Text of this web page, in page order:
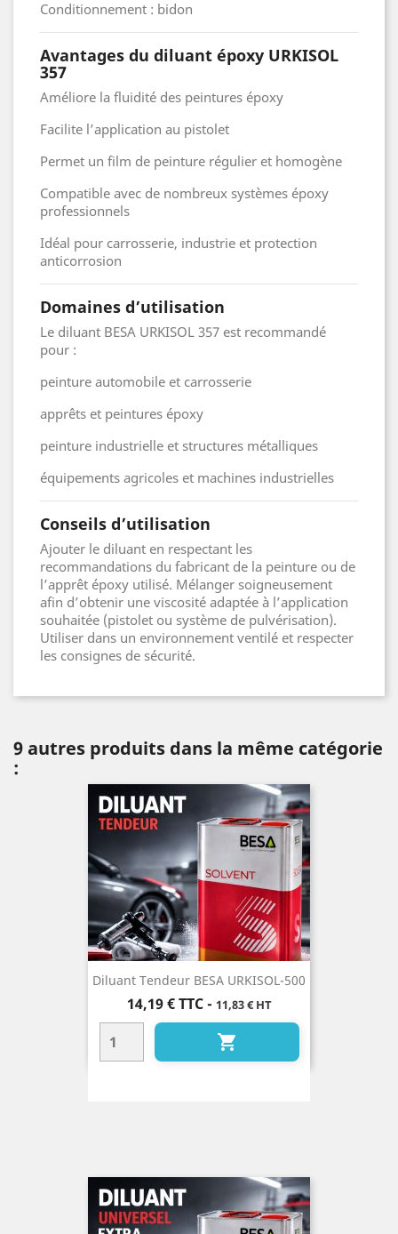
Conditionnement : bidon
Avantages du diluant époxy URKISOL
357
Améliore la fluidité des peintures époxy
Facilite l’application au pistolet
Permet un film de peinture régulier et homogène
Compatible avec de nombreux systèmes époxy
professionnels
Idéal pour carrosserie, industrie et protection
anticorrosion
Domaines d’utilisation
Le diluant BESA URKISOL 357 est recommandé
pour :
peinture automobile et carrosserie
apprêts et peintures époxy
peinture industrielle et structures métalliques
équipements agricoles et machines industrielles
Conseils d’utilisation
Ajouter le diluant en respectant les
recommandations du fabricant de la peinture ou de
l’apprêt époxy utilisé. Mélanger soigneusement
afin d’obtenir une viscosité adaptée à l’application
souhaitée (pistolet ou système de pulvérisation).
Utiliser dans un environnement ventilé et respecter
les consignes de sécurité.
9 autres produits dans la même catégorie
:
Diluant Tendeur BESA URKISOL-500
Prix
14,19 € TTC- 11,83 € HT
